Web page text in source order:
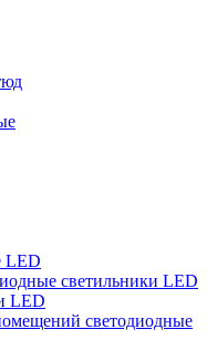
LED
светильники LED
LED
светодиодные